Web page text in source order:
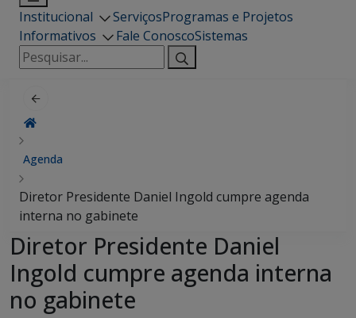
Institucional ServiçosProgramas e Projetos
Informativos
Fale ConoscoSistemas
Pesquisar
por:
Agenda
Diretor Presidente Daniel Ingold cumpre agenda
interna no gabinete
Diretor Presidente Daniel
Ingold cumpre agenda interna
no gabinete